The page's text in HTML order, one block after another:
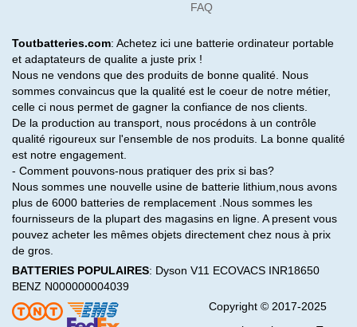
FAQ
Toutbatteries.com: Achetez ici une batterie ordinateur portable
et adaptateurs de qualite a juste prix !
Nous ne vendons que des produits de bonne qualité. Nous
sommes convaincus que la qualité est le coeur de notre métier,
celle ci nous permet de gagner la confiance de nos clients.
De la production au transport, nous procédons à un contrôle
qualité rigoureux sur l'ensemble de nos produits. La bonne qualité
est notre engagement.
- Comment pouvons-nous pratiquer des prix si bas?
Nous sommes une nouvelle usine de batterie lithium,nous avons
plus de 6000 batteries de remplacement .Nous sommes les
fournisseurs de la plupart des magasins en ligne. A present vous
pouvez acheter les mêmes objets directement chez nous à prix
de gros.
BATTERIES POPULAIRES: Dyson V11 ECOVACS INR18650
BENZ N000000004039
Copyright © 2017-2025